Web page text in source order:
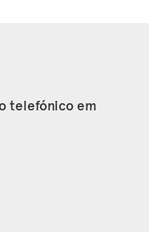
telefónico em